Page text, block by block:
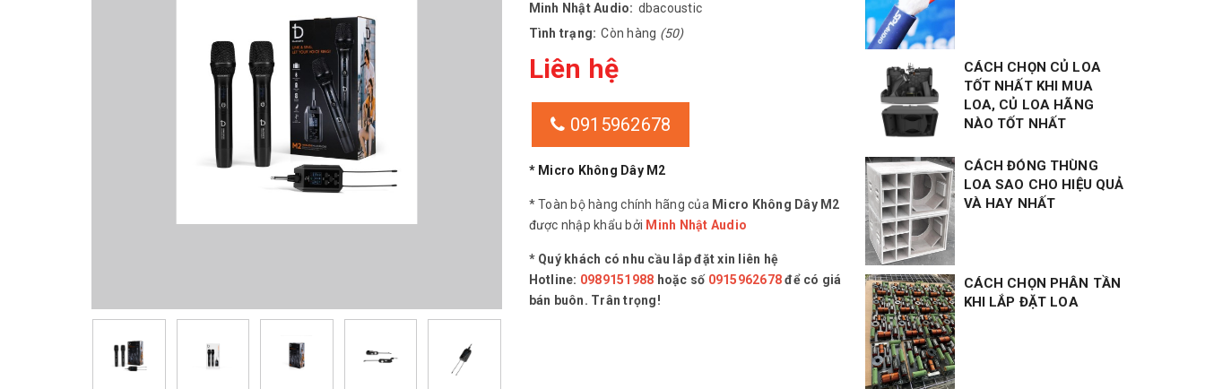
Minh Nhật Audio: dbacoustic
Tình trạng: Còn hàng (50)
Liên hệ
0915962678
* Micro Không Dây M2
* Toàn bộ hàng chính hãng của Micro Không Dây M2
được nhập khẩu bởi Minh Nhật Audio
* Quý khách có nhu cầu lắp đặt xin liên hệ
Hotline: 0989151988 hoặc số 0915962678để có giá
bán buôn. Trân trọng!
CÁCH CHỌN CỦ LOA
TỐT NHẤT KHI MUA
LOA, CỦ LOA HÃNG
NÀO TỐT NHẤT
CÁCH ĐÓNG THÙNG
LOA SAO CHO HIỆU QUẢ
VÀ HAY NHẤT
CÁCH CHỌN PHÂN TẦN
KHI LẮP ĐẶT LOA